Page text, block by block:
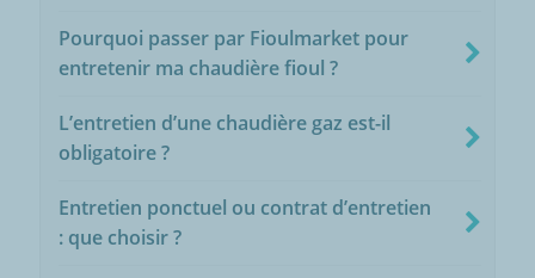
Pourquoi passer par Fioulmarket pour
entretenir ma chaudière fioul ?
L’entretien d’une chaudière gaz est-il
obligatoire ?
Entretien ponctuel ou contrat d’entretien
: que choisir ?